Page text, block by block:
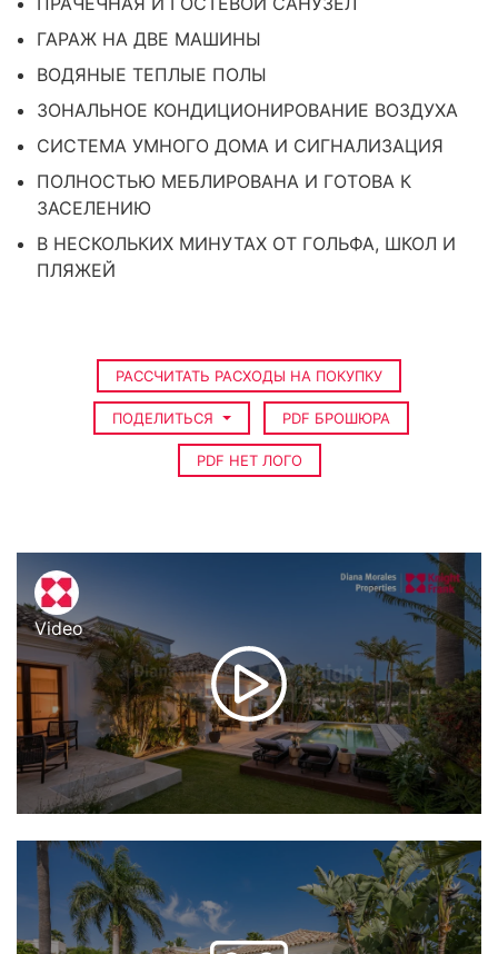
ГАРАЖ НА ДВЕ МАШИНЫ
ВОДЯНЫЕ ТЕПЛЫЕ ПОЛЫ
ЗОНАЛЬНОЕ КОНДИЦИОНИРОВАНИЕ ВОЗДУХА
СИСТЕМА УМНОГО ДОМА И СИГНАЛИЗАЦИЯ
ПОЛНОСТЬЮ МЕБЛИРОВАНА И ГОТОВА К
ЗАСЕЛЕНИЮ
В НЕСКОЛЬКИХ МИНУТАХ ОТ ГОЛЬФА, ШКОЛ И
ПЛЯЖЕЙ
РАССЧИТАТЬ РАСХОДЫ НА ПОКУПКУ
ПОДЕЛИТЬСЯ PDF БРОШЮРА
PDF НЕТ ЛОГО
Video